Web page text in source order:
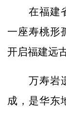
在福建省
一座寿桃形
开启福建远
万寿岩遗
成，是华东